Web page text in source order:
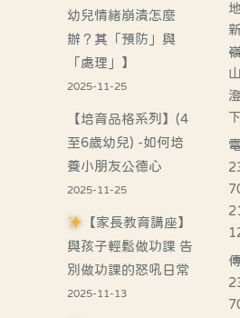
幼兒情緒崩潰怎麼
辦？其「預防」與
「處理」】
2025-11-25
【培育品格系列】(4
至6歲幼兒) -如何培
養小朋友公德心
2025-11-25
【家長教育講座】
與孩子輕鬆做功課 告
別做功課的怒吼日常
2025-11-13
下